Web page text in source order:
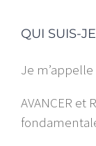
QUI SUIS-
Je
AVANCER et